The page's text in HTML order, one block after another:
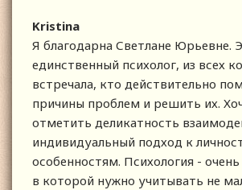
Kristina
Я благодарна Светлане Юрьевне.
единственный психолог, из всех
встречала, кто действительно
причины проблем и решить их.
отметить деликатность
индивидуальный подход к
особенностям. Психология -
в которой нужно учитывать не